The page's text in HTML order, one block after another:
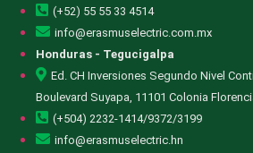
(+52) 55 55 33 4514
info@erasmuselectric.com.mx
Honduras - Tegucigalpa
Ed. CH Inversiones Segundo Nivel
Boulevard Suyapa, 11101 Colonia
(+504) 2232-1414/9372/3199
info@erasmuselectric.hn